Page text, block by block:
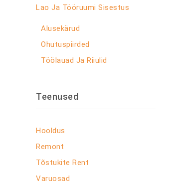
Lao Ja Tööruumi Sisestus
Alusekärud
Ohutuspiirded
Töölauad Ja Riiulid
Teenused
Hooldus
Remont
Tõstukite Rent
Varuosad